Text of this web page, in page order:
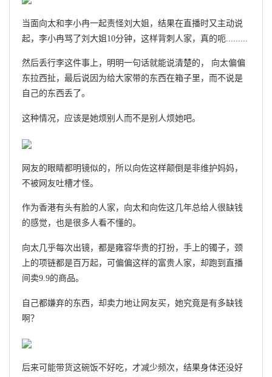
当面向太和李小冉一起责怪刘大姐，结果在直播时又主动说
起，李小冉骂了刘大姐10分钟，这样背刺人家，真的呃.........
然后丢行李这件事上，明明一句话就能说清楚的， 向太偏偏
东拉西扯，最后说因为给大家带的东西在箱子里，而不说是
自己的东西丢了。
这种情况，应该是她烦别人而不是别人烦她吧。
网友的眼睛都明镜似的，所以向佐这样颠倒是非维护妈妈，
不被网友吐槽才怪。
作为香港有头有脸的人家，向太和向佐这几年总给人很缺钱
的感觉，也是很多人看不懂的。
向太几乎每次出镜，都是雍容华贵的打扮，手上的镯子，颈
上的项链都是百万起，可偏偏这样的富贵人家，却跑到直播
间卖9.9的商品。
自己都嫌弃的东西，却卖力地让网友买，她究竟是有多缺钱
啊？
后来可能带货这碗饭不好吃，才减少频次，结果身体还没好